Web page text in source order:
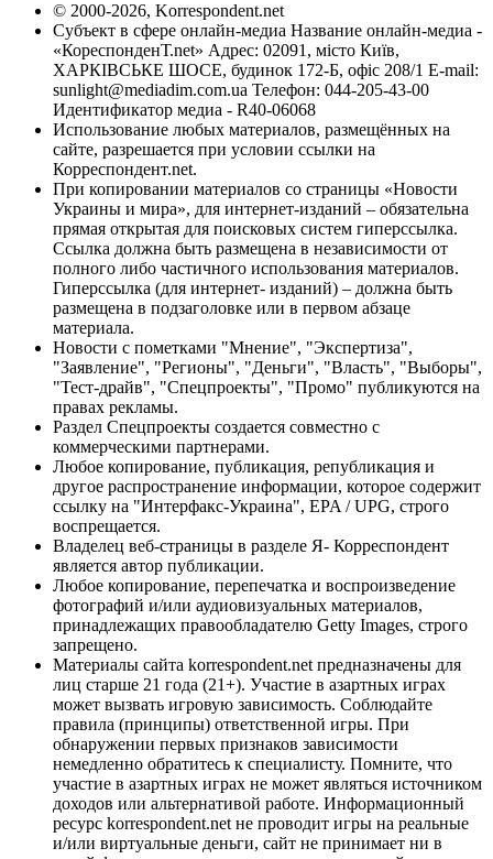
© 2000-2026, Korrespondent.net
Субъект в сфере онлайн-медиа Название онлайн-медиа -
«КореспонденТ.net» Адрес: 02091, місто Київ,
ХАРКІВСЬКЕ ШОСЕ, будинок 172-Б, офіс 208/1 E-mail:
sunlight@mediadim.com.ua Телефон: 044-205-43-00
Идентификатор медиа - R40-06068
Использование любых материалов, размещённых на
сайте, разрешается при условии ссылки на
Корреспондент.net.
При копировании материалов со страницы «Новости
Украины и мира», для интернет-изданий – обязательна
прямая открытая для поисковых систем гиперссылка.
Ссылка должна быть размещена в независимости от
полного либо частичного использования материалов.
Гиперссылка (для интернет- изданий) – должна быть
размещена в подзаголовке или в первом абзаце
материала.
Новости с пометками "Мнение", "Экспертиза",
"Заявление", "Регионы", "Деньги", "Власть", "Выборы",
"Тест-драйв", "Спецпроекты", "Промо" публикуются на
правах рекламы.
Раздел Спецпроекты создается совместно с
коммерческими партнерами.
Любое копирование, публикация, републикация и
другое распространение информации, которое содержит
ссылку на "Интерфакс-Украина", EPA / UPG, строго
воспрещается.
Владелец веб-страницы в разделе Я- Корреспондент
является автор публикации.
Любое копирование, перепечатка и воспроизведение
фотографий и/или аудиовизуальных материалов,
принадлежащих правообладателю Getty Images, строго
запрещено.
Материалы сайта korrespondent.net предназначены для
лиц старше 21 года (21+). Участие в азартных играх
может вызвать игровую зависимость. Соблюдайте
правила (принципы) ответственной игры. При
обнаружении первых признаков зависимости
немедленно обратитесь к специалисту. Помните, что
участие в азартных играх не может являться источником
доходов или альтернативой работе. Информационный
ресурс korrespondent.net не проводит игры на реальные
и/или виртуальные деньги, сайт не принимает ни в